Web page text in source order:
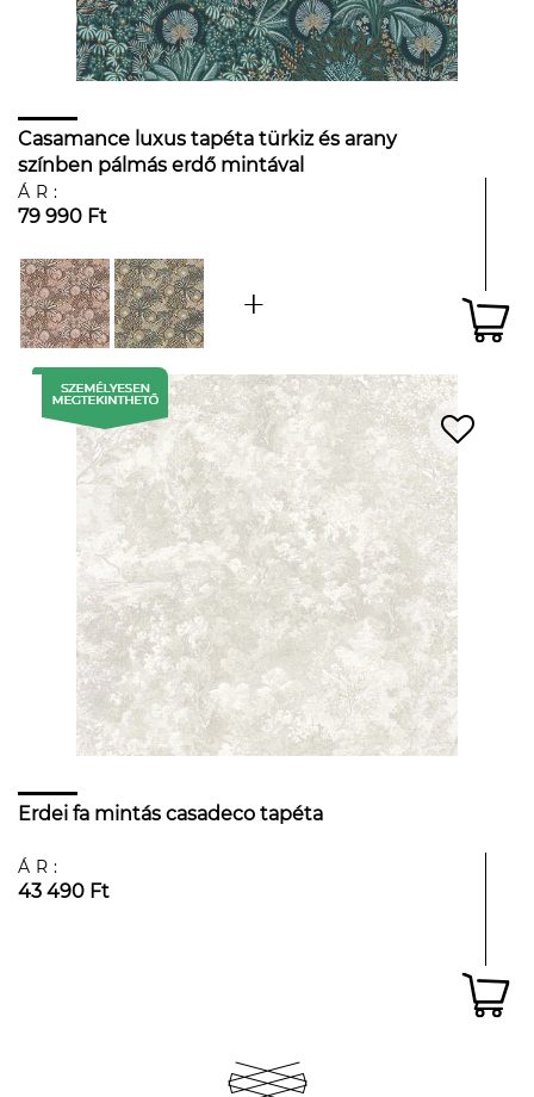
Casamance luxus tapéta türkiz és arany
színben pálmás erdő mintával
ÁR:
79 990 Ft
Erdei fa mintás casadeco tapéta
ÁR:
43 490 Ft